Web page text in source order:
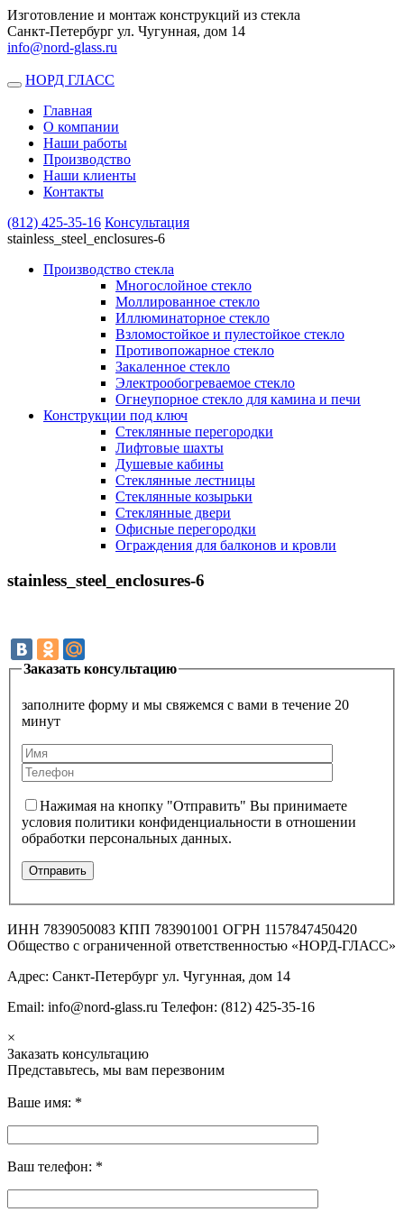
Изготовление и монтаж конструкций из стекла
Санкт-Петербург ул. Чугунная, дом 14
info@nord-glass.ru
Toggle
navigation
НОРД ГЛАСС
Главная
О компании
Наши работы
Производство
Наши клиенты
Контакты
(812) 425-35-16 Консультация
stainless_steel_enclosures-6
Производство стекла
Многослойное стекло
Моллированное стекло
Иллюминаторное стекло
Взломостойкое и пулестойкое стекло
Противопожарное стекло
Закаленное стекло
Электрообогреваемое стекло
Огнеупорное стекло для камина и печи
Конструкции под ключ
Стеклянные перегородки
Лифтовые шахты
Душевые кабины
Cтеклянные лестницы
Cтеклянные козырьки
Cтеклянные двери
Офисные перегородки
Ограждения для балконов и кровли
stainless_steel_enclosures-6
Заказать консультацию
заполните форму и мы свяжемся с вами в течение 20
минут
Нажимая на кнопку "Отправить" Вы принимаете
условия политики конфиденциальности в отношении
обработки персональных данных.
ИНН 7839050083 КПП 783901001 ОГРН 1157847450420
Общество с ограниченной ответственностью «НОРД-ГЛАСС»
Адрес: Санкт-Петербург ул. Чугунная, дом 14
Email: info@nord-glass.ru Телефон: (812) 425-35-16
×
Заказать консультацию
Представьтесь, мы вам перезвоним
Ваше имя: *
Ваш телефон: *